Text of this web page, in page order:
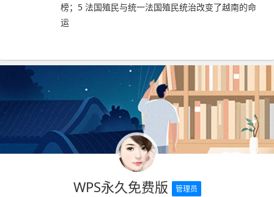
榜；5 法国殖民与统一法国殖民统治改变了越南的命
运
WPS永久免费版 管理员